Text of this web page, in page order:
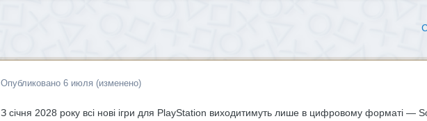
Опубликовано 6 июля (изменено)
З січня 2028 року всі нові ігри для PlayStation виходитимуть лише в цифровому форматі —